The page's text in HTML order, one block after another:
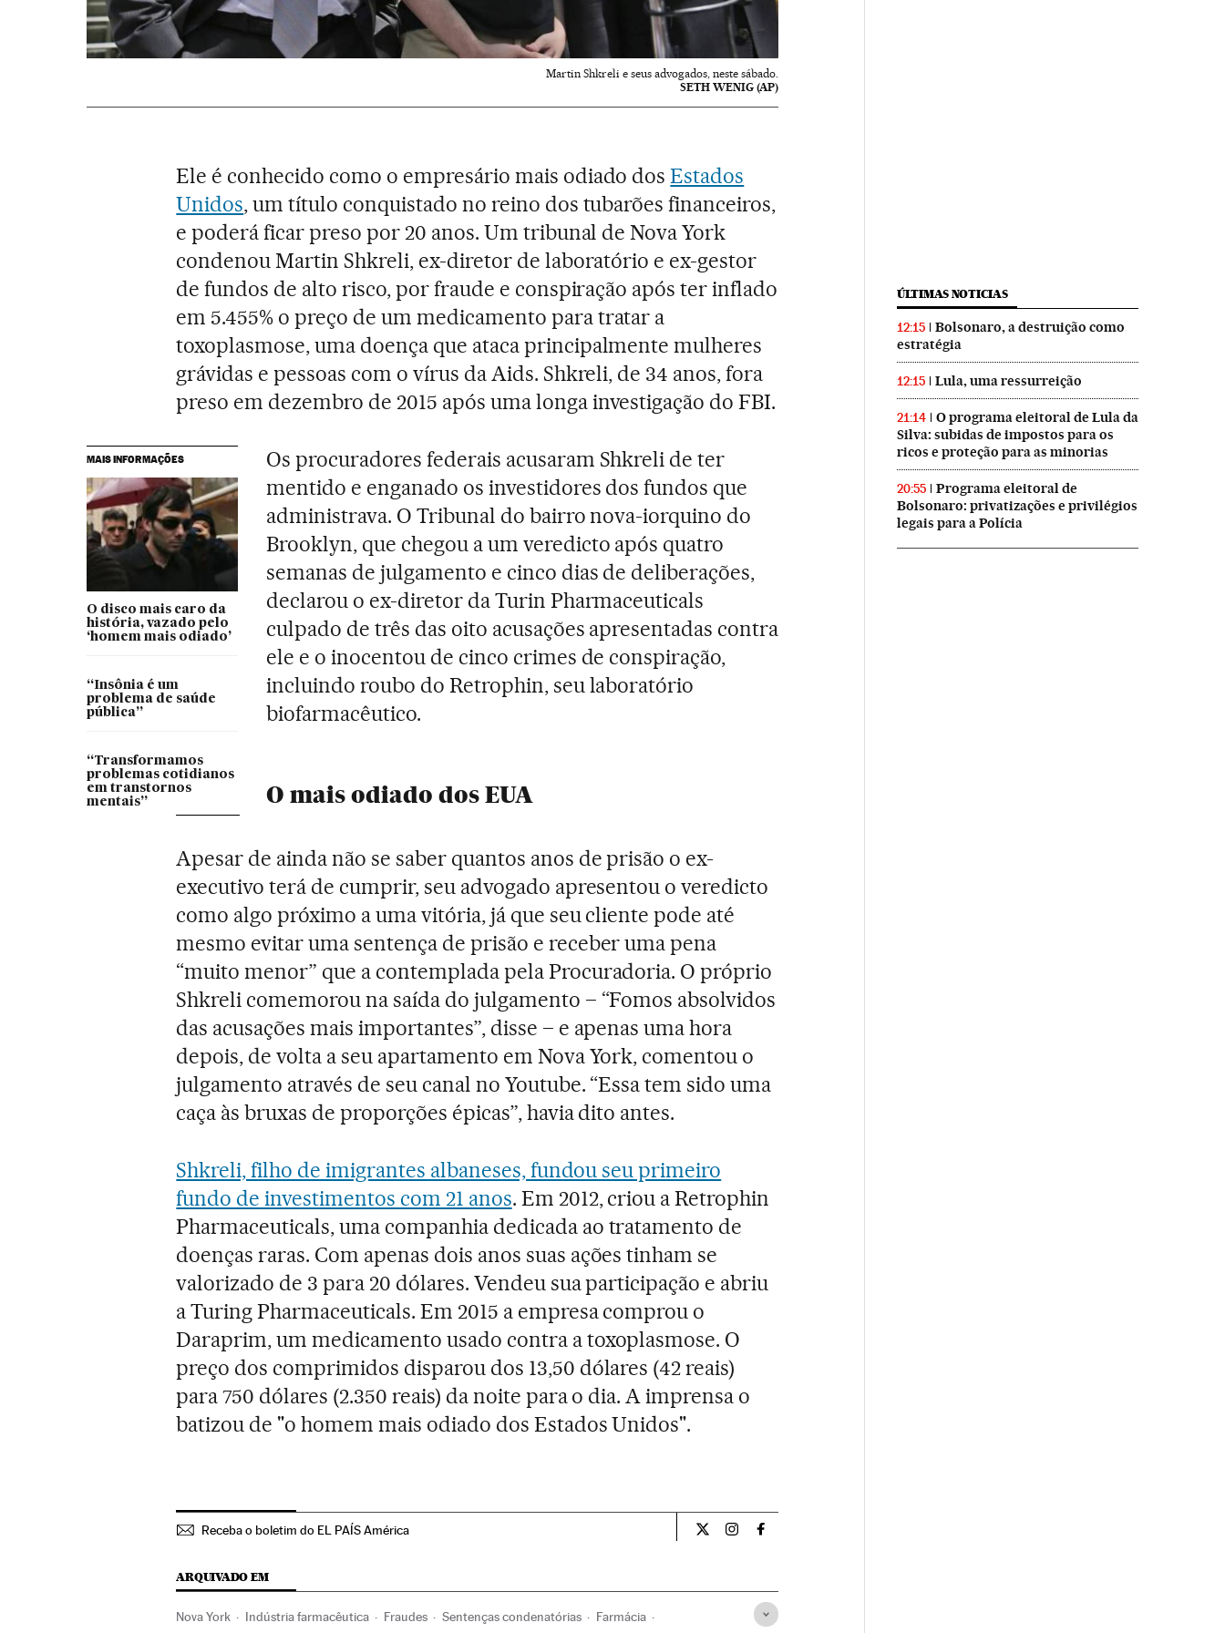
Martin Shkreli e seus advogados, neste sábado.
SETH WENIG (AP)
Ele é conhecido como o empresário mais odiado dosEstados
Unidos, um título conquistado no reino dos tubarões financeiros,
e poderá ficar preso por 20 anos. Um tribunal de Nova York
condenou Martin Shkreli, ex-diretor de laboratório e ex-gestor
de fundos de alto risco, por fraude e conspiração após ter inflado
em 5.455% o preço de um medicamento para tratar a
toxoplasmose, uma doença que ataca principalmente mulheres
grávidas e pessoas com o vírus da Aids. Shkreli, de 34 anos, fora
preso em dezembro de 2015 após uma longa investigação do FBI.
MAIS INFORMAÇÕES
O disco mais caro da
história, vazado pelo
‘homem mais odiado’
“Insônia é um
problema de saúde
pública”
“Transformamos
problemas cotidianos
em transtornos
mentais”
Os procuradores federais acusaram Shkreli de ter
mentido e enganado os investidores dos fundos que
administrava. O Tribunal do bairro nova-iorquino do
Brooklyn, que chegou a um veredicto após quatro
semanas de julgamento e cinco dias de deliberações,
declarou o ex-diretor da Turin Pharmaceuticals
culpado de três das oito acusações apresentadas contra
ele e o inocentou de cinco crimes de conspiração,
incluindo roubo do Retrophin, seu laboratório
biofarmacêutico.
O mais odiado dos EUA
Apesar de ainda não se saber quantos anos de prisão o ex-
executivo terá de cumprir, seu advogado apresentou o veredicto
como algo próximo a uma vitória, já que seu cliente pode até
mesmo evitar uma sentença de prisão e receber uma pena
“muito menor” que a contemplada pela Procuradoria. O próprio
Shkreli comemorou na saída do julgamento – “Fomos absolvidos
das acusações mais importantes”, disse – e apenas uma hora
depois, de volta a seu apartamento em Nova York, comentou o
julgamento através de seu canal no Youtube. “Essa tem sido uma
caça às bruxas de proporções épicas”, havia dito antes.
Shkreli, filho de imigrantes albaneses, fundou seu primeiro
fundo de investimentos com 21 anos. Em 2012, criou a Retrophin
Pharmaceuticals, uma companhia dedicada ao tratamento de
doenças raras. Com apenas dois anos suas ações tinham se
valorizado de 3 para 20 dólares. Vendeu sua participação e abriu
a Turing Pharmaceuticals. Em 2015 a empresa comprou o
Daraprim, um medicamento usado contra a toxoplasmose. O
preço dos comprimidos disparou dos 13,50 dólares (42 reais)
para 750 dólares (2.350 reais) da noite para o dia. A imprensa o
batizou de "o homem mais odiado dos Estados Unidos".
Receba o boletim do EL PAÍS América Internacional El País Brasil en Twitter
Internacional El País Brasil en Instagram
Internacional El País Brasil en Facebook
ARQUIVADO EM
Nova York Indústria farmacêutica Fraudes Sentenças condenatórias Farmácia
ÚLTIMAS NOTICIAS
12:15
Bolsonaro, a destruição como
estratégia
12:15 Lula, uma ressurreição
21:14
O programa eleitoral de Lula da
Silva: subidas de impostos para os
ricos e proteção para as minorias
20:55
Programa eleitoral de
Bolsonaro: privatizações e privilégios
legais para a Polícia